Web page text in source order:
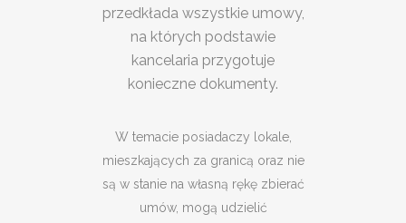
przedkłada wszystkie umowy,
na których podstawie
kancelaria przygotuje
konieczne dokumenty.
W temacie posiadaczy lokale,
mieszkających za granicą oraz nie
są w stanie na własną rękę zbierać
umów, mogą udzielić